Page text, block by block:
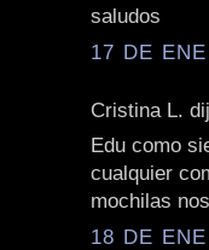
saludos
17 DE
Cristina L.
Edu como
cualquier
mochilas
18 DE